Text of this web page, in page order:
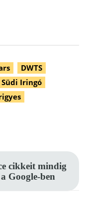
DWTS
Südi Iringó
cikkeit mindig
Google-ben